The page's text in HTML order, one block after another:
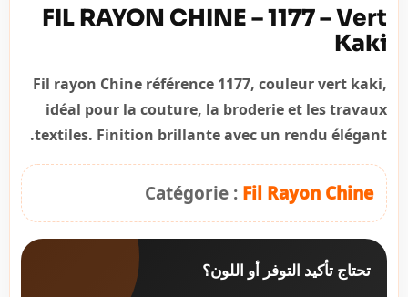
FIL RAYON CHINE – 1177 – Vert
Kaki
Fil rayon Chine référence 1177, couleur vert kaki,
idéal pour la couture, la broderie et les travaux
textiles. Finition brillante avec un rendu élégant.
Catégorie : Fil Rayon Chine
تحتاج تأكيد التوفر أو اللون؟